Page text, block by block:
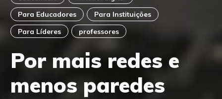
Para Educadores
Para Instituições
Para Líderes
professores
Por mais redes e
menos paredes